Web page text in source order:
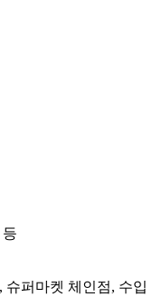
슈퍼마켓 체인점, 수입